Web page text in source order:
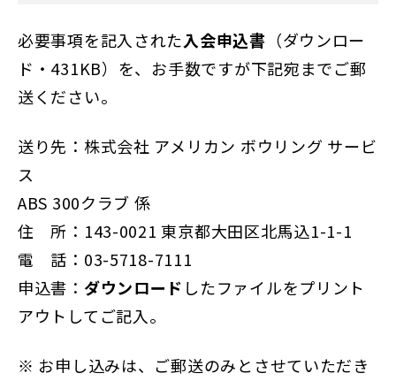
必要事項を記入された入会申込書 （ダウンロー
ド・431KB）を、お手数ですが下記宛までご郵
送ください。
送り先：株式会社 アメリカン ボウリング サービ
ス
ABS 300クラブ 係
住 所：143-0021 東京都大田区北馬込1-1-1
電 話：03-5718-7111
申込書： ダウンロード したファイルをプリント
アウトしてご記入。
※ お申し込みは、ご郵送のみとさせていただき